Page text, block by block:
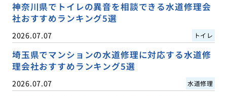
神奈川県でトイレの異音を相談できる水道修理会
社おすすめランキング5選
2026.07.07 トイレ
埼玉県でマンションの水道修理に対応する水道修
理会社おすすめランキング5選
2026.07.07 水道修理